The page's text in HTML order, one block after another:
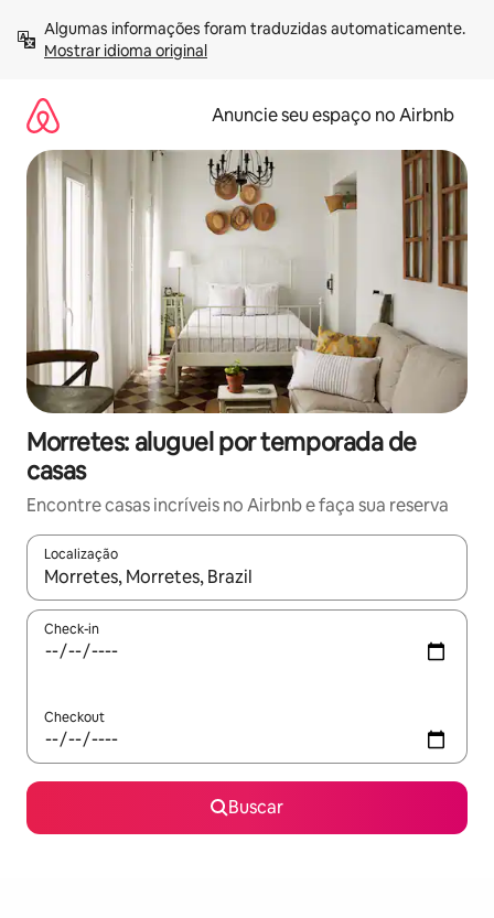
para
Mostrar idioma original
Anuncie seu espaço no Airbnb
Morretes: aluguel por temporada de
casas
Encontre casas incríveis no Airbnb e faça sua reserva
Localização
Quando os resultados estiverem disponíveis, explore-os
Check-in
Checkout
Buscar